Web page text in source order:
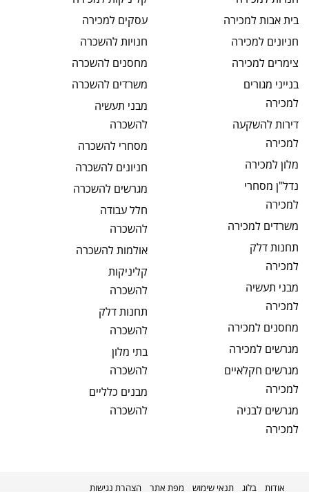
בית אבותלמכירה
חניונים למכירה
צימרים למכירה
בנייני מגורים
למכירה
דירות להשקעה
למכירה
מלון למכירה
נדל"ן מסחרי
למכירה
משרדים למכירה
תחנות דלק
למכירה
מבני תעשיה
למכירה
מחסנים למכירה
מגרשים למכירה
מגרשים חקלאיים
למכירה
מגרשים לבניה
למכירה
עסקים למכירה
חנויותלהשכרה
מחסנים להשכרה
משרדים להשכרה
מבני תעשיה
להשכרה
מסחרי להשכרה
חניונים להשכרה
מגרשים להשכרה
חלל עבודה
להשכרה
אולמותלהשכרה
קליניקות
להשכרה
תחנות דלק
להשכרה
בתי מלון
להשכרה
מבנים כלליים
להשכרה
אודות בלוג תנאי שימוש מפת אתר הצהרת נגישות